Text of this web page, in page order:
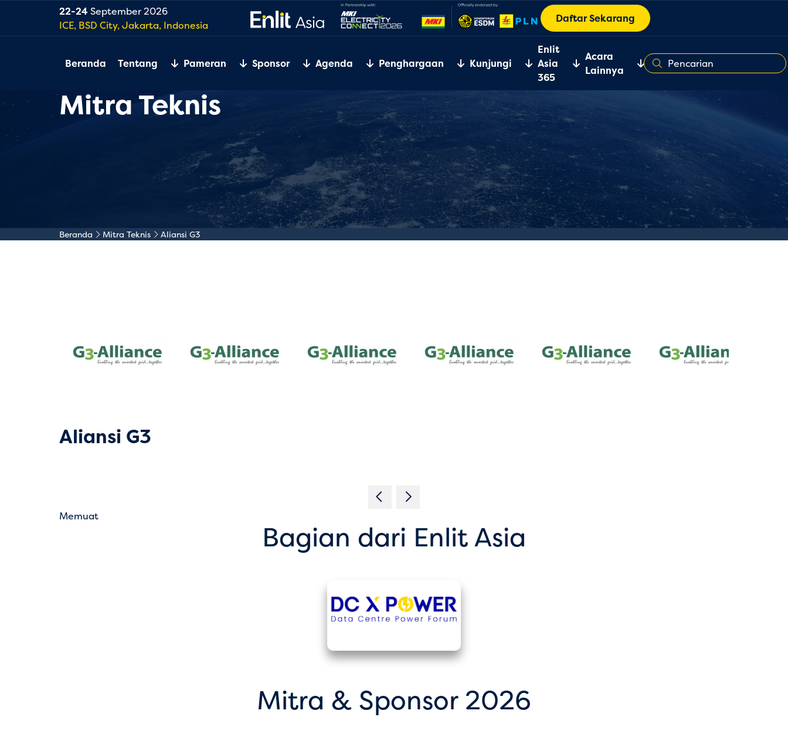
22-24September 2026
ICE, BSD City, Jakarta, Indonesia
Daftar Sekarang
Beranda Tentang Pameran Sponsor Agenda Penghargaan Kunjungi
Enlit
Asia
365
Acara
Lainnya
Mitra Teknis
Beranda Mitra Teknis Aliansi G3
Aliansi G3
Memuat
Bagian dari Enlit Asia
Mitra & Sponsor 2026